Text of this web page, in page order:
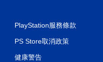
PlayStation服務條款
PS Store取消政策
健康警告